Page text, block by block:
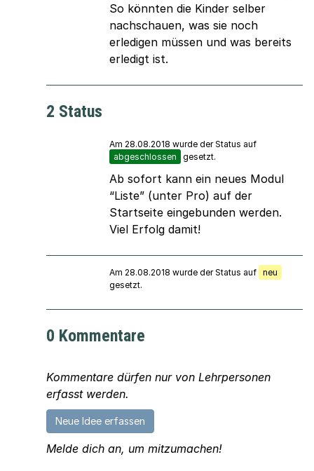
So könnten die Kinder selber
nachschauen, was sie noch
erledigen müssen und was bereits
erledigt ist.
2 Status
Am 28.08.2018 wurde der Status auf
abgeschlossen
gesetzt.
Ab sofort kann ein neues Modul
“Liste” (unter Pro) auf der
Startseite eingebunden werden.
Viel Erfolg damit!
Am 28.08.2018 wurde der Status auf neu
gesetzt.
0 Kommentare
Kommentare dürfen nur von Lehrpersonen
erfasst werden.
Neue Idee erfassen
Melde dich an, um mitzumachen!